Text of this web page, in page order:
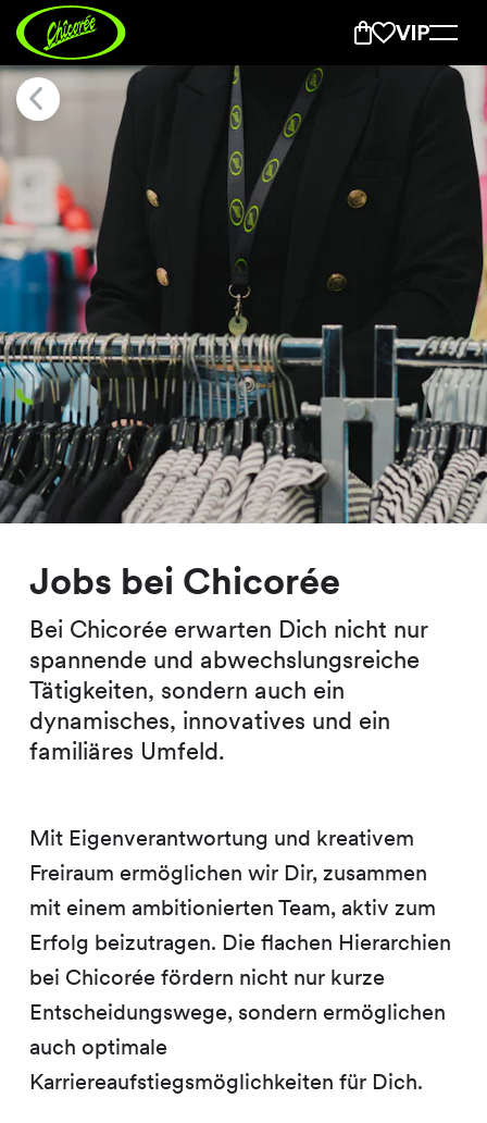
Jobs bei Chicorée
Jobs bei Chicorée
Bei Chicorée erwarten Dich nicht nur
spannende und abwechslungsreiche
Tätigkeiten, sondern auch ein
dynamisches, innovatives und ein
familiäres Umfeld.
Mit Eigenverantwortung und kreativem
Freiraum ermöglichen wir Dir, zusammen
mit einem ambitionierten Team, aktiv zum
Erfolg beizutragen. Die flachen Hierarchien
bei Chicorée fördern nicht nur kurze
Entscheidungswege, sondern ermöglichen
auch optimale
Karriereaufstiegsmöglichkeiten für Dich.